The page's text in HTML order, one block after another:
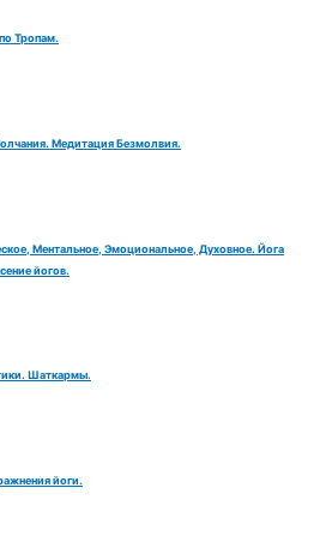
Тропам.
Медитация Безмолвия.
Ментальное, Эмоциональное, Духовное. Йога
йогов.
Шаткармы.
йоги.